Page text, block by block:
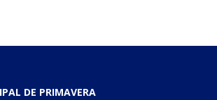
DE PRIMAVERA